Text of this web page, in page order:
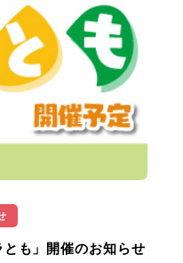
も」開催のお知らせ